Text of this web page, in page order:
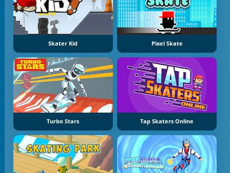
Skater Kid Pixel Skate
Turbo Stars Tap Skaters Online